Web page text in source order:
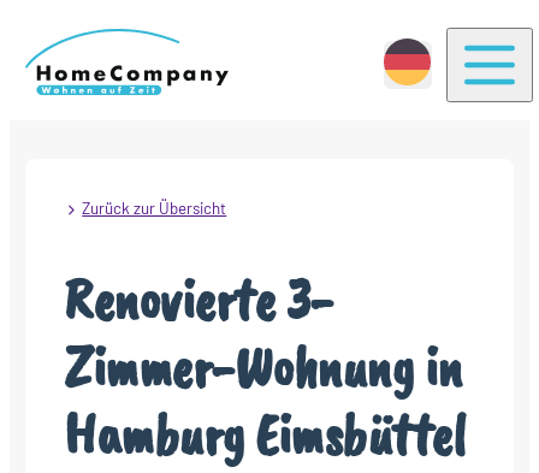
Zurück zur Übersicht
Renovierte 3-
Zimmer-Wohnung in
Hamburg Eimsbüttel